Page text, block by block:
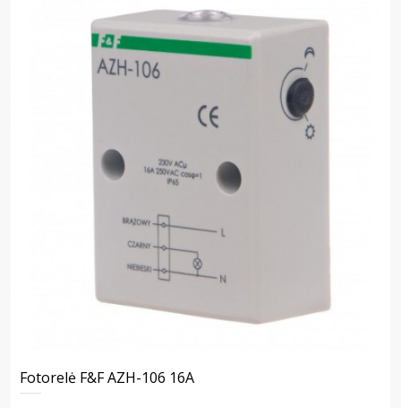
Fotorelė F&F AZH-106 16A